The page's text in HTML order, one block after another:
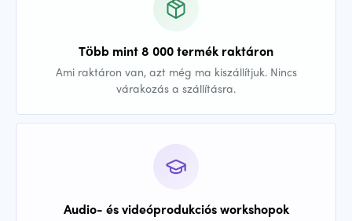
Több mint 8 000 termék raktáron
Ami raktáron van, azt még ma kiszállítjuk. Nincs
várakozás a szállításra.
Audio- és videóprodukciós workshopok